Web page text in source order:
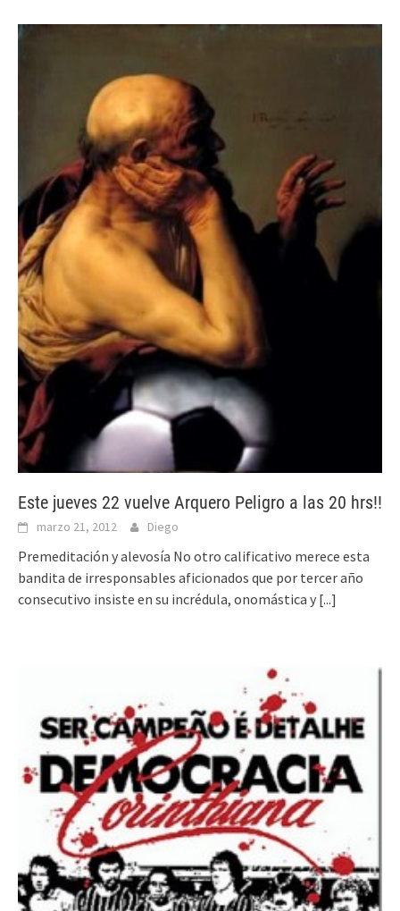
Este jueves 22 vuelve Arquero Peligro a las 20 hrs!!
marzo 21, 2012 Diego
Premeditación y alevosía No otro calificativo merece esta
bandita de irresponsables aficionados que por tercer año
consecutivo insiste en su incrédula, onomástica y [...]